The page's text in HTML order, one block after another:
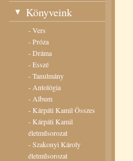
Könyveink
-Vers
-Próza
-Dráma
-Esszé
-Tanulmány
- Antológia
- Album
-Kárpáti Kamil Összes
-Kárpáti Kamil
életműsorozat
-Szakonyi Károly
életműsorozat